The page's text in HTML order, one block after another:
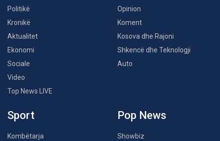
Politikë
Kronikë
Aktualitet
Ekonomi
Sociale
Video
Top News LIVE
Opinion
Koment
Kosova dhe Rajoni
Shkencë dhe Teknologji
Auto
Sport
Kombëtarja
Pop News
Showbiz